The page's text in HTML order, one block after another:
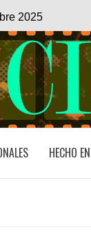
2025
HECHO